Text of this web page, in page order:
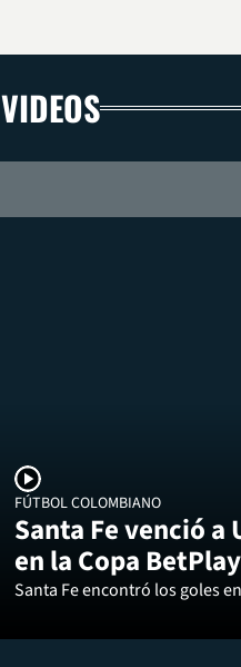
VIDEOS
FÚTBOL COLOMBIANO
Santa Fe venció
en la Copa BetPlay
Santa Fe encontró los goles